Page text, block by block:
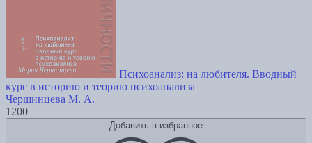
Психоанализ: на любителя. Вводный
курс в историю и теорию психоанализа
Чершинцева М. А.
1200
Добавить в избранное